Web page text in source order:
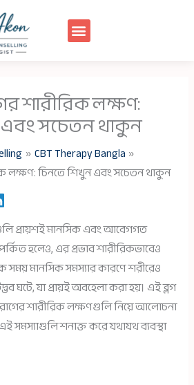
শারীরিক লক্ষণ:
সচেতন থাকুন
CBT Therapy Bangla
লক্ষণ: চিনতে শিখুন এবং সচেতন থাকুন
প্রায়শই মানসিক এবং আবেগগত
হলেও, এর প্রভাব শারীরিকভাবেও
সময় মানসিক সমস্যার কারণে শরীরেও
ঘটে, যা প্রায়ই অবহেলা করা হয়। এই ব্লগ
শারীরিক লক্ষণগুলি নিয়ে আলোচনা
সমস্যাগুলি শনাক্ত করে যথাযথ ব্যবস্থা